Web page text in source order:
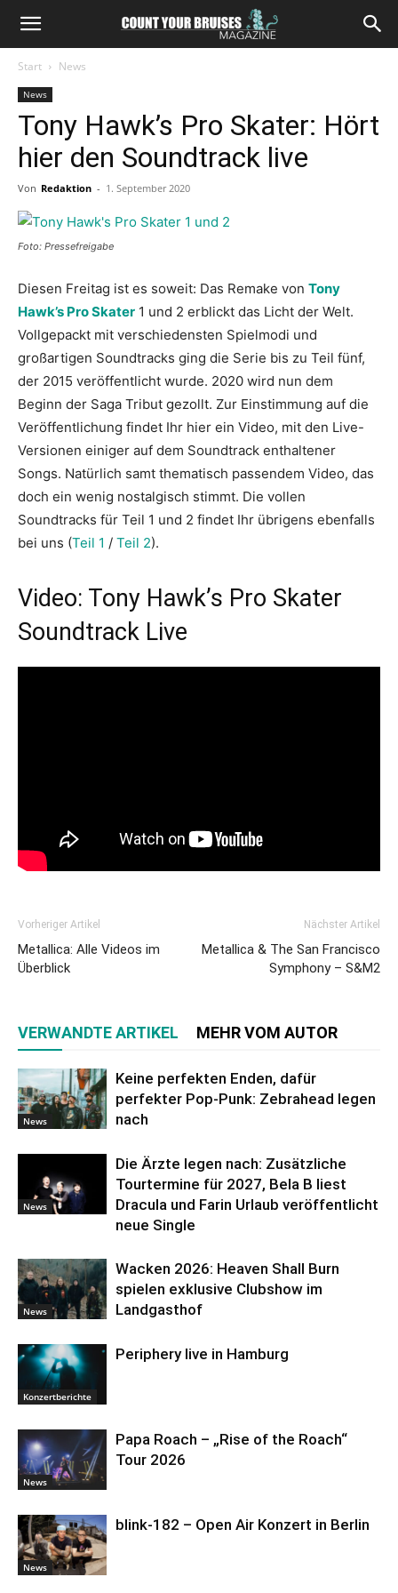
Start News
News
Tony Hawk’s Pro Skater: Hört
hier den Soundtrack live
Von Redaktion - 1. September 2020
Foto: Pressefreigabe
Diesen Freitag ist es soweit: Das Remake von Tony
Hawk’s Pro Skater 1 und 2 erblickt das Licht der Welt.
Vollgepackt mit verschiedensten Spielmodi und
großartigen Soundtracks ging die Serie bis zu Teil fünf,
der 2015 veröffentlicht wurde. 2020 wird nun dem
Beginn der Saga Tribut gezollt. Zur Einstimmung auf die
Veröffentlichung findet Ihr hier ein Video, mit den Live-
Versionen einiger auf dem Soundtrack enthaltener
Songs. Natürlich samt thematisch passendem Video, das
doch ein wenig nostalgisch stimmt. Die vollen
Soundtracks für Teil 1 und 2 findet Ihr übrigens ebenfalls
bei uns (Teil 1 / Teil 2).
Video: Tony Hawk’s Pro Skater
Soundtrack Live
Vorheriger Artikel
Metallica: Alle Videos im
Überblick
Nächster Artikel
Metallica & The San Francisco
Symphony – S&M2
VERWANDTE ARTIKEL MEHR VOM AUTOR
News
Keine perfekten Enden, dafür
perfekter Pop-Punk: Zebrahead legen
nach
News
Die Ärzte legen nach: Zusätzliche
Tourtermine für 2027, Bela B liest
Dracula und Farin Urlaub veröffentlicht
neue Single
News
Wacken 2026: Heaven Shall Burn
spielen exklusive Clubshow im
Landgasthof
Konzertberichte
Periphery live in Hamburg
News
Papa Roach – „Rise of the Roach“
Tour 2026
News
blink-182 – Open Air Konzert in Berlin